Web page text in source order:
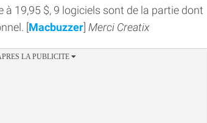
à 19,95 $, 9 logiciels sont de la partie dont
[Macbuzzer] Merci Creatix